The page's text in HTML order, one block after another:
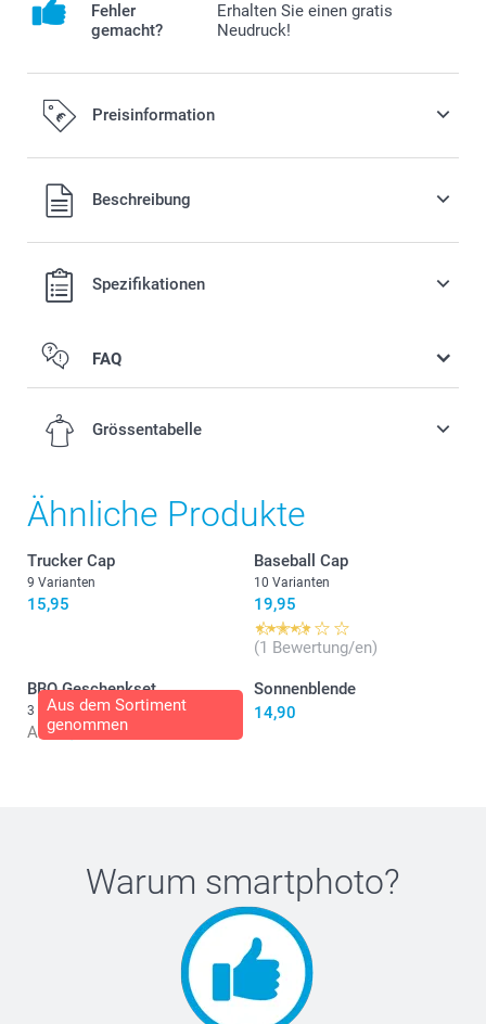
Fehler
gemacht?
Erhalten Sie einen gratis
Neudruck!
Preisinformation
Alle Preise verstehen sich in EURO (€) inkl. MwSt. und zzgl.
Versandkosten.Beschreibung
Spezifikationen
FAQ
Grössentabelle
2-4 Jahre
50-51 cm
4-6 Jahre
51-52 cm
6-8 Jahre
XS-S
52-54 cm
Ähnliche Produkte
Trucker Cap
9 Varianten
15,95
Baseball Cap
10 Varianten
19,95
(1 Bewertung/en)
Aus dem Sortiment
genommen
BBQ Geschenkset
3 Varianten
Ab 66,95
Sonnenblende
14,90
Warum smartphoto?